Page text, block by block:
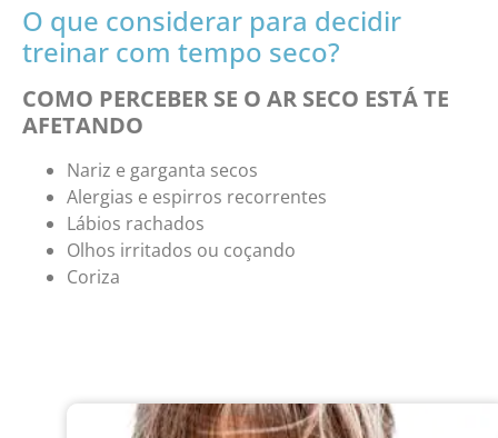
O que considerar para decidir
treinar com tempo seco?
COMO PERCEBER SE O AR SECO ESTÁ TE
AFETANDO
Nariz e garganta secos
Alergias e espirros recorrentes
Lábios rachados
Olhos irritados ou coçando
Coriza